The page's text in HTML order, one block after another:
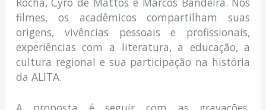
filmes, os acadêmicos compartilham suas
origens, vivências pessoais e profissionais,
experiências com a literatura, a educação, a
cultura regional e sua participação na história
da ALITA.